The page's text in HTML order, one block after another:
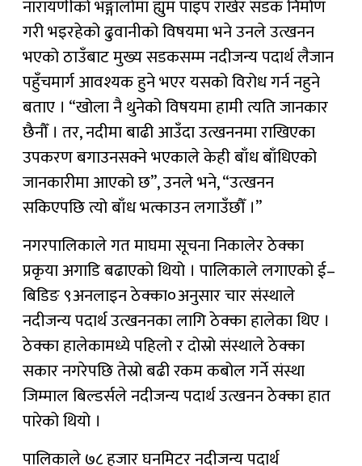
नारायणीको भङ्गालोमा ह्युम पाइप राखेर सडक निर्माण
गरी भइरहेको ढुवानीको विषयमा भने उनले उत्खनन
भएको ठाउँबाट मुख्य सडकसम्म नदीजन्य पदार्थ लैजान
पहुँचमार्ग आवश्यक हुने भएर यसको विरोध गर्न नहुने
बताए । “खोला नै थुनेको विषयमा हामी त्यति जानकार
छैनौँ । तर, नदीमा बाढी आउँदा उत्खननमा राखिएका
उपकरण बगाउनसक्ने भएकाले केही बाँध बाँधिएको
जानकारीमा आएको छ”, उनले भने, “उत्खनन
सकिएपछि त्यो बाँध भत्काउन लगाउँछौँ ।”
नगरपालिकाले गत माघमा सूचना निकालेर ठेक्का
प्रकृया अगाडि बढाएको थियो । पालिकाले लगाएको ई–
बिडिङ ९अनलाइन ठेक्का०अनुसार चार संस्थाले
नदीजन्य पदार्थ उत्खननका लागि ठेक्का हालेका थिए ।
ठेक्का हालेकामध्ये पहिलो र दोस्रो संस्थाले ठेक्का
सकार नगरेपछि तेस्रो बढी रकम कबोल गर्ने संस्था
जिम्माल बिल्डर्सले नदीजन्य पदार्थ उत्खनन ठेक्का हात
पारेको थियो ।
पालिकाले ७८ हजार घनमिटर नदीजन्य पदार्थ